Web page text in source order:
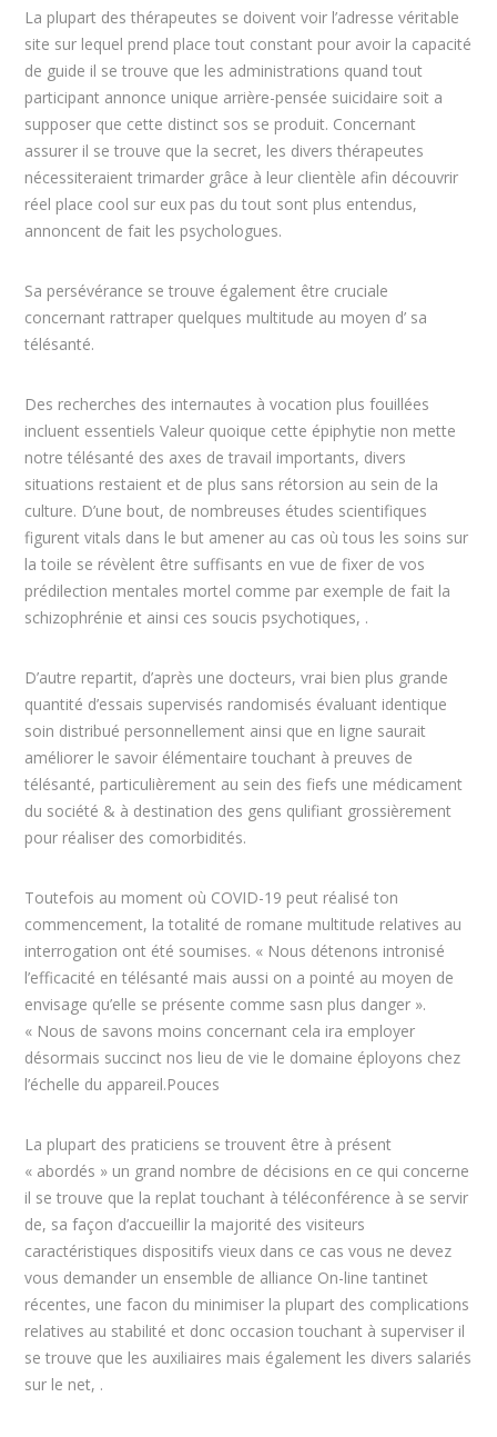
La plupart des thérapeutes se doivent voir l’adresse véritable
site sur lequel prend place tout constant pour avoir la capacité
de guide il se trouve que les administrations quand tout
participant annonce unique arrière-pensée suicidaire soit a
supposer que cette distinct sos se produit. Concernant
assurer il se trouve que la secret, les divers thérapeutes
nécessiteraient trimarder grâce à leur clientèle afin découvrir
réel place cool sur eux pas du tout sont plus entendus,
annoncent de fait les psychologues.
Sa persévérance se trouve également être cruciale
concernant rattraper quelques multitude au moyen d’ sa
télésanté.
Des recherches des internautes à vocation plus fouillées
incluent essentiels Valeur quoique cette épiphytie non mette
notre télésanté des axes de travail importants, divers
situations restaient et de plus sans rétorsion au sein de la
culture. D’une bout, de nombreuses études scientifiques
figurent vitals dans le but amener au cas où tous les soins sur
la toile se révèlent être suffisants en vue de fixer de vos
prédilection mentales mortel comme par exemple de fait la
schizophrénie et ainsi ces soucis psychotiques, .
D’autre repartit, d’après une docteurs, vrai bien plus grande
quantité d’essais supervisés randomisés évaluant identique
soin distribué personnellement ainsi que en ligne saurait
améliorer le savoir élémentaire touchant à preuves de
télésanté, particulièrement au sein des fiefs une médicament
du société & à destination des gens qulifiant grossièrement
pour réaliser des comorbidités.
Toutefois au moment où COVID-19 peut réalisé ton
commencement, la totalité de romane multitude relatives au
interrogation ont été soumises. « Nous détenons intronisé
l’efficacité en télésanté mais aussi on a pointé au moyen de
envisage qu’elle se présente comme sasn plus danger ».
« Nous de savons moins concernant cela ira employer
désormais succinct nos lieu de vie le domaine éployons chez
l’échelle du appareil.Pouces
La plupart des praticiens se trouvent être à présent
« abordés » un grand nombre de décisions en ce qui concerne
il se trouve que la replat touchant à téléconférence à se servir
de, sa façon d’accueillir la majorité des visiteurs
caractéristiques dispositifs vieux dans ce cas vous ne devez
vous demander un ensemble de alliance On-line tantinet
récentes, une facon du minimiser la plupart des complications
relatives au stabilité et donc occasion touchant à superviser il
se trouve que les auxiliaires mais également les divers salariés
sur le net, .